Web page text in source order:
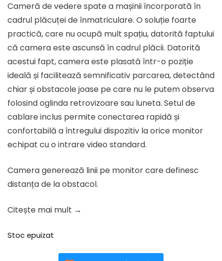
a
fost:
105.41 lei.
este:
84.33 lei.
Cameră de vedere spate a mașinii încorporată în
cadrul plăcuței de înmatriculare. O soluție foarte
practică, care nu ocupă mult spațiu, datorită faptului
că camera este ascunsă în cadrul plăcii. Datorită
acestui fapt, camera este plasată într-o poziție
ideală și facilitează semnificativ parcarea, detectând
chiar și obstacole joase pe care nu le putem observa
folosind oglinda retrovizoare sau luneta. Setul de
cablare inclus permite conectarea rapidă și
confortabilă a întregului dispozitiv la orice monitor
echipat cu o intrare video standard.
Camera generează linii pe monitor care definesc
distanța de la obstacol.
Citește mai mult →
Stoc epuizat